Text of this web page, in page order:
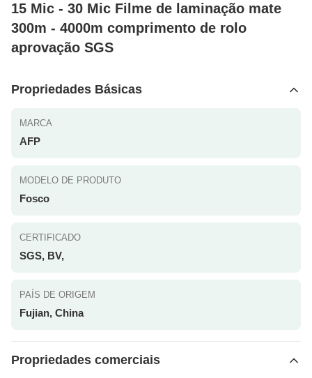
15 Mic - 30 Mic Filme de laminação mate
300m - 4000m comprimento de rolo
aprovação SGS
Propriedades Básicas
MARCA
AFP
MODELO DE PRODUTO
Fosco
CERTIFICADO
SGS, BV,
PAÍS DE ORIGEM
Fujian, China
Propriedades comerciais